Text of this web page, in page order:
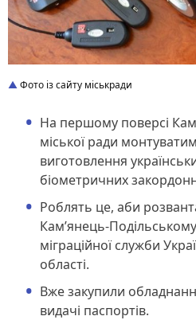
Фото із сайту міськради
На першому поверсі
міської ради
виготовлення
біометричних
Роблять це, аби
Кам’янець-
міграційної служби
області.
Вже закупили
видачі паспортів.